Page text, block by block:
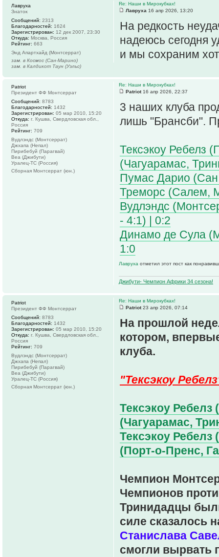
Re: Наши в Мирокубках!
Лавруха 16 апр 2026, 13:20
На редкость
надеюсь сегодня
и мы сохраним
Лавруха
Знаток
Сообщений: 2313
Благодарностей: 1624
Зарегистрирован: 12 дек 2007, 23:30
Откуда: Москва, Россия
Рейтинг: 663
Энд Апартхайд (Монтсеррат)
зам. в Космос (Сан-Марино)
зам. в Калдикот Таун (Уэльс)
Re: Наши в Мирокубках!
Patriot16 апр 2026, 22:37
3 наших клуба
лишь "Брансби".
Тексэкоу Ребелз
(Чагуарамас,
Пумас Дарио (Сан
Треморс (Салем,
Вудлэндс
- 4:1) | 0:2
Динамо де Сула
1:0
Лавруха отметил этот пост как
Джибути- Чемпион Африки 34 сезона!
Patriot
Президент ФФ Монтсеррат
Сообщений: 8783
Благодарностей: 1432
Зарегистрирован: 05 мар 2010, 15:20
Откуда: г. Кушва, Свердловская обл.,
Россия
Рейтинг: 709
Вудлэндс (Монтсеррат)
Джхапа (Непал)
Пирибебуй (Парагвай)
Веа (Джибути)
Уралец-ТС (Россия)
Сборная Монтсеррат (юн.)
Re: Наши в Мирокубках!
Patriot23 апр 2026, 07:14
На прошлой
котором,
клуба.
"Тексэкоу
Тексэкоу
(Чагуарамас,
Тексэкоу Ребелз
(Порт-о-Пренс,
Чемпион
Чемпионов
Тринидадцы
силе сказалось
Станислава
смогли вырвать
Patriot
Президент ФФ Монтсеррат
Сообщений: 8783
Благодарностей: 1432
Зарегистрирован: 05 мар 2010, 15:20
Откуда: г. Кушва, Свердловская обл.,
Россия
Рейтинг: 709
Вудлэндс (Монтсеррат)
Джхапа (Непал)
Пирибебуй (Парагвай)
Веа (Джибути)
Уралец-ТС (Россия)
Сборная Монтсеррат (юн.)